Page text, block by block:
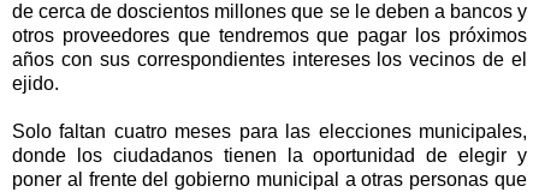
de cerca de doscientos millones que se le deben a bancos y
otros proveedores que tendremos que pagar los próximos
años con sus correspondientes intereses los vecinos de el
ejido.
Solo faltan cuatro meses para las elecciones municipales,
donde los ciudadanos tienen la oportunidad de elegir y
poner al frente del gobierno municipal a otras personas que